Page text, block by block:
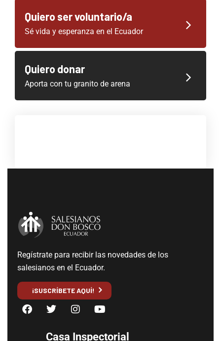
Quiero ser voluntario/a
Sé vida y esperanza en el Ecuador
Quiero donar
Aporta con tu granito de arena
Regístrate para recibir las novedades de los
salesianos en el Ecuador.
¡SUSCRÍBETE AQUÍ!
Casa Inspectorial